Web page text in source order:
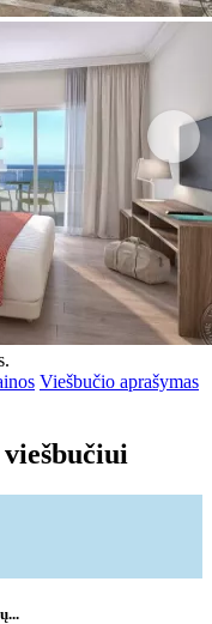
Viešbučio aprašymas